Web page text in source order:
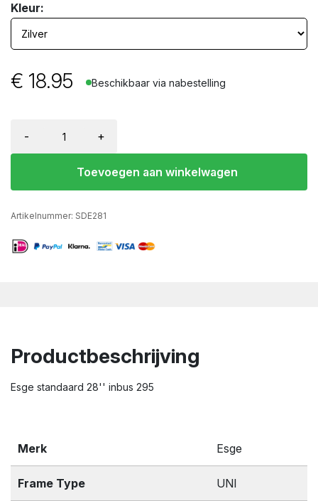
Kleur:
€ 18.95 Beschikbaar via nabestelling
- +
Toevoegen aan winkelwagen
Artikelnummer: SDE281
Productbeschrijving
Esge standaard 28'' inbus 295
Merk Esge
Frame Type UNI